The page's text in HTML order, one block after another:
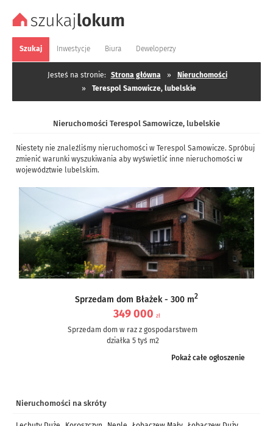
Szukaj Inwestycje Biura Deweloperzy
Jesteś na stronie: Strona główna »
Nieruchomości
»
Terespol Samowicze, lubelskie
Nieruchomości Terespol Samowicze, lubelskie
Niestety nie znaleźliśmy nieruchomości w Terespol Samowicze. Spróbuj
zmienić warunki wyszukiwania aby wyświetlić inne nieruchomości w
województwie lubelskim.
Sprzedam dom Błażek - 300 m2
349 000 zł
Sprzedam dom w raz z gospodarstwem
działka 5 tyś m2
Pokaż całe ogłoszenie
Nieruchomości na skróty